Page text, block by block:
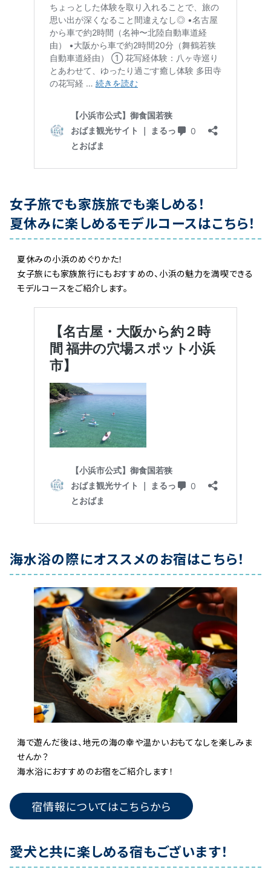
女子旅でも家族旅でも楽しめる！
夏休みに楽しめるモデルコースはこちら！
夏休みの小浜のめぐりかた！
女子旅にも家族旅行にもおすすめの、小浜の魅力を満喫できる
モデルコースをご紹介します。
海水浴の際にオススメのお宿はこちら！
海で遊んだ後は、地元の海の幸や温かいおもてなしを楽しみま
せんか？
海水浴におすすめのお宿をご紹介します！
宿情報についてはこちらから
愛犬と共に楽しめる宿もございます！